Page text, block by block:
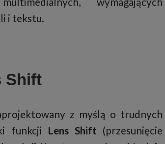
i tekstu.
Shift
z myślą o trudnych
funkcji Lens Shift (przesunięcie
Keystone, możesz idealnie